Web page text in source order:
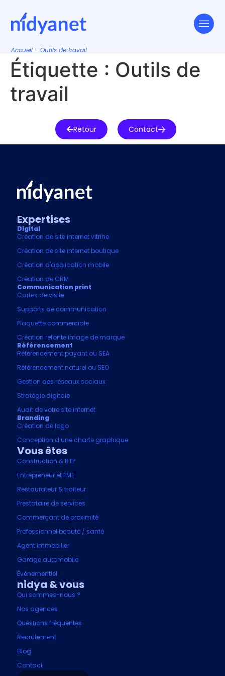
Accueil -Outils de travail
Étiquette : Outils de
travail
Retour Contact
Expertises
Digital
Création de site internet vitrine
Création de site internet boutique
Création d'application mobile
Création de CRM
Communication print
Cartes de visite
Supports de communication
Plaquette commerciale
Création refonte image de marque
Référencement
Référencement payant ou SEA
Référencement naturel ou SEO
Gestion des réseaux sociaux
Stratégie digitale
Audit de votre site internet
Branding
Création de logo
Conception d’une charte graphique
Vous êtes
Construction & BTP
Entrepreneur et PME
Restaurateur & traiteur
Prestataire de services
Commerçant de proximité
Professionnel beauté / santé
Agent immobilier
Garage automobile
Événementiel
nidya & vous
Qui sommes-nous ?
Nos agences
Questions fréquentes
Recrutement
Blog
Contact